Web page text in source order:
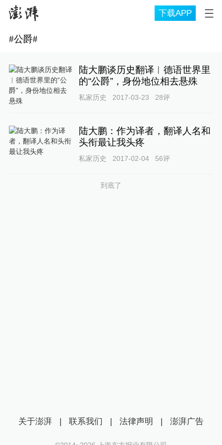
下载APP
#公爵#
陆大鹏谈历史翻译︱德语世界里
的“公爵”，身份地位相去悬殊
私家历史 2017-03-23 28评
陆大鹏：作为译者，翻译人名和
头衔最让我头疼
私家历史 2017-02-04 56评
到底了
关于澎湃 | 联系我们 | 法律声明 | 澎湃广告